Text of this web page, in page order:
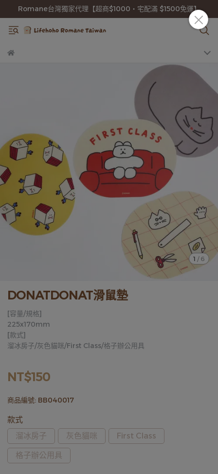
Romane台灣獨家代理【超商$1000・宅配滿 $1500免運】
1 / 6
DONATDONAT滑鼠墊
[容量/規格]
225x170mm
[款式]
溜冰房子/灰色貓咪/First Class/格子辦公用具
NT$150
商品編號: BB040017
款式
溜冰房子
灰色貓咪 First Class
格子辦公用具